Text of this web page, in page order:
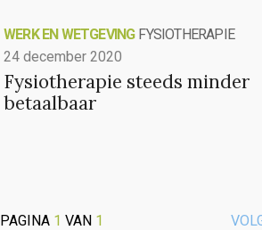
WERK EN WETGEVING FYSIOTHERAPIE
24 december 2020
Fysiotherapie steeds minder
betaalbaar
PAGINA 1 VAN 1